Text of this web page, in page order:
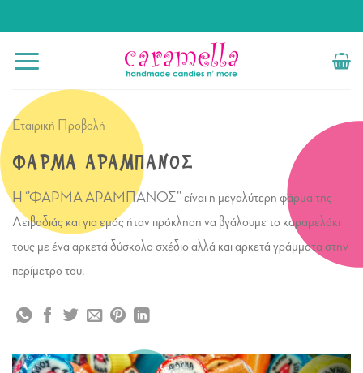
στο
περιεχόμενο
Εταιρική Προβολή
ΦΑΡΜΑ ΑΡΑΜΠΑΝΟΣ
Η ‘’ΦΑΡΜΑ ΑΡΑΜΠΑΝΟΣ’’ είναι η μεγαλύτερη φάρμα της
Λειβαδιάς και για εμάς ήταν πρόκληση να βγάλουμε το καραμελάκι
τους με ένα αρκετά δύσκολο σχέδιο αλλά και αρκετά γράμματα στην
περίμετρο του.